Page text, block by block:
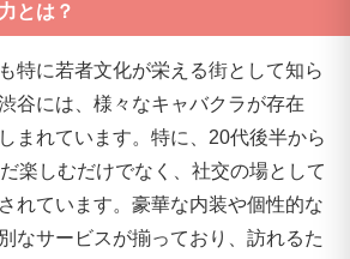
とは？
特に若者文化が栄える街として知ら
谷には、様々なキャバクラが存在
まれています。特に、20代後半から
楽しむだけでなく、社交の場として
れています。豪華な内装や個性的な
なサービスが揃っており、訪れるた